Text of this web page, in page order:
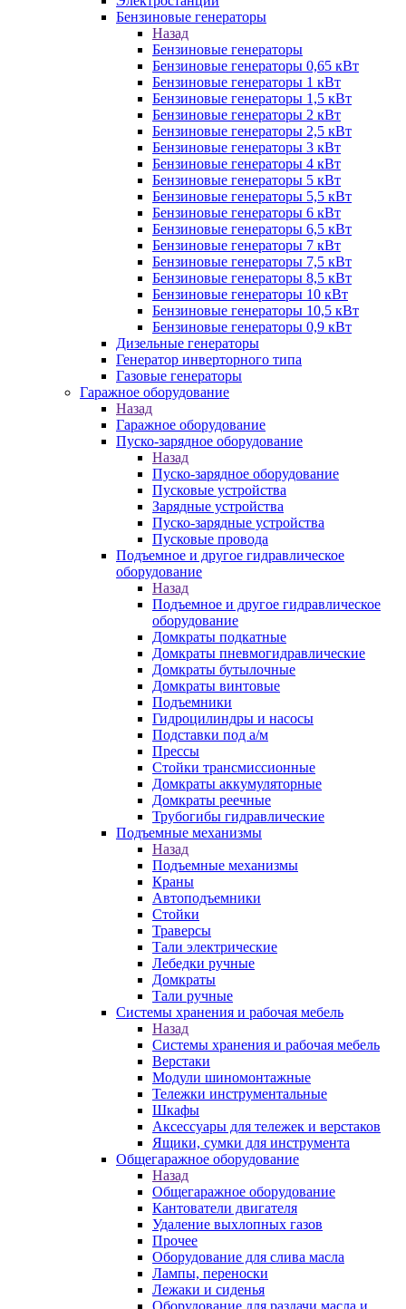
Бензиновые генераторы
Назад
Бензиновые генераторы
Бензиновые генераторы 0,65 кВт
Бензиновые генераторы 1 кВт
Бензиновые генераторы 1,5 кВт
Бензиновые генераторы 2 кВт
Бензиновые генераторы 2,5 кВт
Бензиновые генераторы 3 кВт
Бензиновые генераторы 4 кВт
Бензиновые генераторы 5 кВт
Бензиновые генераторы 5,5 кВт
Бензиновые генераторы 6 кВт
Бензиновые генераторы 6,5 кВт
Бензиновые генераторы 7 кВт
Бензиновые генераторы 7,5 кВт
Бензиновые генераторы 8,5 кВт
Бензиновые генераторы 10 кВт
Бензиновые генераторы 10,5 кВт
Бензиновые генераторы 0,9 кВт
Дизельные генераторы
Генератор инверторного типа
Газовые генераторы
Гаражное оборудование
Назад
Гаражное оборудование
Пуско-зарядное оборудование
Назад
Пуско-зарядное оборудование
Пусковые устройства
Зарядные устройства
Пуско-зарядные устройства
Пусковые провода
Подъемное и другое гидравлическое
оборудование
Назад
Подъемное и другое гидравлическое
оборудование
Домкраты подкатные
Домкраты пневмогидравлические
Домкраты бутылочные
Домкраты винтовые
Подъемники
Гидроцилиндры и насосы
Подставки под а/м
Прессы
Стойки трансмиссионные
Домкраты аккумуляторные
Домкраты реечные
Трубогибы гидравлические
Подъемные механизмы
Назад
Подъемные механизмы
Краны
Автоподъемники
Стойки
Траверсы
Тали электрические
Лебедки ручные
Домкраты
Тали ручные
Системы хранения и рабочая мебель
Назад
Системы хранения и рабочая мебель
Верстаки
Модули шиномонтажные
Тележки инструментальные
Шкафы
Аксессуары для тележек и верстаков
Ящики, сумки для инструмента
Общегаражное оборудование
Назад
Общегаражное оборудование
Кантователи двигателя
Удаление выхлопных газов
Прочее
Оборудование для слива масла
Лампы, переноски
Лежаки и сиденья
Оборудование для раздачи масла и